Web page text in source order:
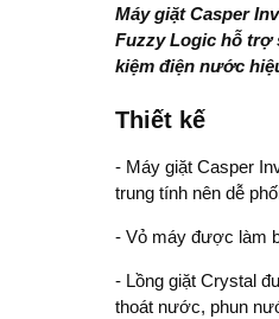
Máy giặt Casper
Fuzzy Logic hỗ
kiệm điện nước
Thiết kế
- Máy giặt Casper
trung tính nên dễ
- Vỏ máy được làm
- Lồng giặt Crystal
thoát nước, phun